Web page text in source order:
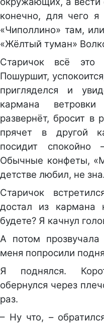
конечно, для чего я
«Чиполлино» там,
«Жёлтый туман»
Старичок всё
Пошуршит,
пригляделся и
кармана
развернёт, бросит в
прячет в другой
посидит
Обычные конфеты,
детстве любил, не
Старичок
достал из кармана
будете? Я качнул
А потом
меня попросили
Я поднялся.
обернулся через
раз.
– Ну что, –